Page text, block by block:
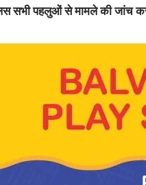
सभी पहलुओं से मामले की जांच